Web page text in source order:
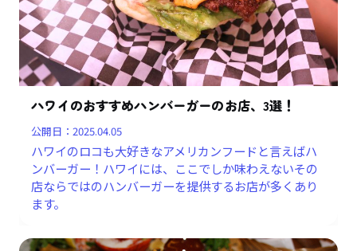
ハワイのおすすめハンバーガーのお店、3選！
公開日：2025.04.05
ハワイのロコも大好きなアメリカンフードと言えばハ
ンバーガー！ハワイには、ここでしか味わえないその
店ならではのハンバーガーを提供するお店が多くあり
ます。